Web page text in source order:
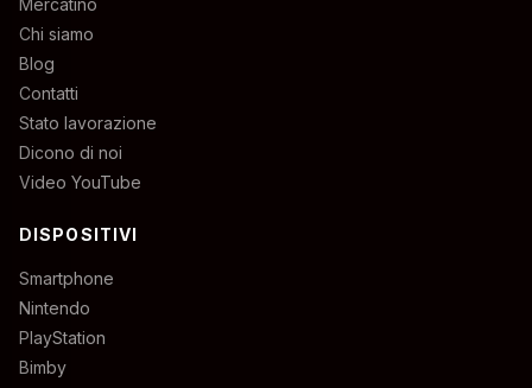
Mercatino
Chi siamo
Blog
Contatti
Stato lavorazione
Dicono di noi
Video YouTube
DISPOSITIVI
Smartphone
Nintendo
PlayStation
Bimby